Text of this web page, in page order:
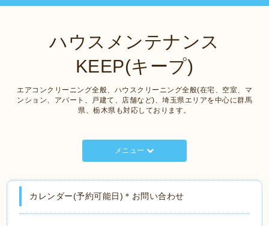
ハウスメンテナンス
KEEP(キープ)
エアコンクリーニング全般、ハウスクリーニング全般(在宅、空室、マ
ンション、アパート、戸建て、店舗など)、埼玉県エリアを中心に群馬
県、栃木県も対応しております。
メニュー
カレンダー(予約可能日)＊お問い合わせ